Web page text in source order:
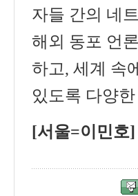
자들 간의 네
해외 동포 언
하고, 세계 속
있도록 다양
[서울=이민호]